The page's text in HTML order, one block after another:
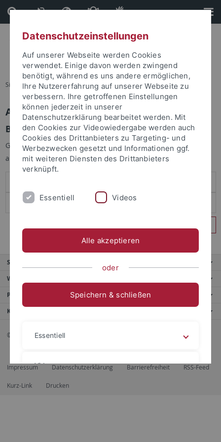
Direkt
zum
Inhalt
Direkt
zur
Fußleiste
Sie sind hier: Startseite
Anmelden
Benutzeranmeldung
Geben Sie Ihren Benutzernamen und Ihr Passwort an um sich
anzumelden:
Service
Weitere Angebote
Portale
Kontaktinfo
© 2026 Eberhard Karls Universität Tübingen, Tübingen
Impressum Datenschutzerklärung Barrierefreiheit RSS-Feed
Kurz-Link Drucken
Datenschutzeinstellungen
Auf unserer Webseite werden Cookies
verwendet. Einige davon werden zwingend
benötigt, während es uns andere ermöglichen,
Ihre Nutzererfahrung auf unserer Webseite zu
verbessern. Ihre getroffenen Einstellungen
können jederzeit in unserer
Datenschutzerklärung bearbeitet werden. Mit
den Cookies zur Videowiedergabe werden auch
Cookies des Drittanbieters zu Targeting- und
Werbezwecken gesetzt und Informationen ggf.
mit weiteren Diensten des Drittanbieters
verknüpft.
Essentiell Videos
Alle akzeptieren
oder
Speichern & schließen
Essentiell
Videos